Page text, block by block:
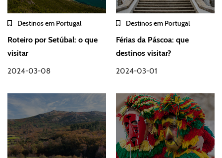
Destinos em Portugal
Roteiro por Setúbal: o que
visitar
2024-03-08
Destinos em Portugal
Férias da Páscoa: que
destinos visitar?
2024-03-01